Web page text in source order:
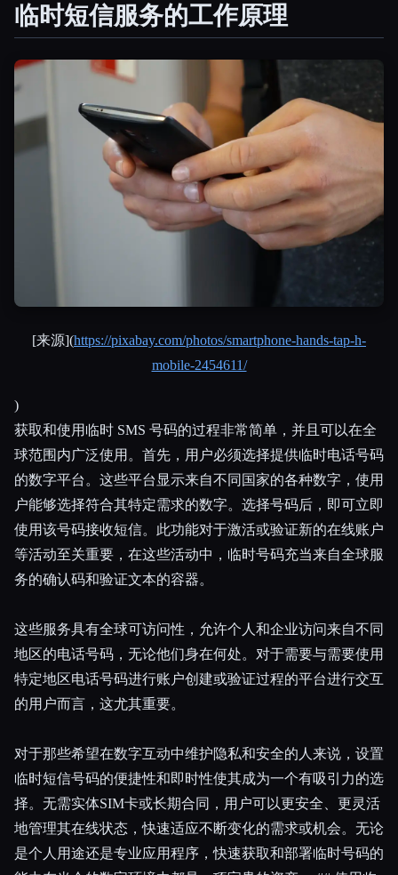
临时短信服务的工作原理
[来源](https://pixabay.com/photos/smartphone-hands-tap-h-
mobile-2454611/
)
获取和使用临时 SMS 号码的过程非常简单，并且可以在全
球范围内广泛使用。首先，用户必须选择提供临时电话号码
的数字平台。这些平台显示来自不同国家的各种数字，使用
户能够选择符合其特定需求的数字。选择号码后，即可立即
使用该号码接收短信。此功能对于激活或验证新的在线账户
等活动至关重要，在这些活动中，临时号码充当来自全球服
务的确认码和验证文本的容器。
这些服务具有全球可访问性，允许个人和企业访问来自不同
地区的电话号码，无论他们身在何处。对于需要与需要使用
特定地区电话号码进行账户创建或验证过程的平台进行交互
的用户而言，这尤其重要。
对于那些希望在数字互动中维护隐私和安全的人来说，设置
临时短信号码的便捷性和即时性使其成为一个有吸引力的选
择。无需实体SIM卡或长期合同，用户可以更安全、更灵活
地管理其在线状态，快速适应不断变化的需求或机会。无论
是个人用途还是专业应用程序，快速获取和部署临时号码的